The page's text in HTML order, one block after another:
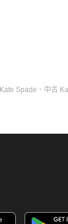
Spade 、 中古